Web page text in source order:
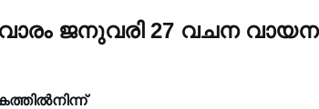
ജനുവരി 27 വചന വായന